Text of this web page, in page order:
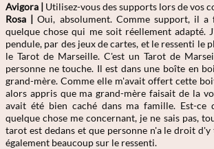
Avigora | Utilisez-vous des supports lors de vos
Rosa | Oui, absolument. Comme support, il
quelque chose qui me soit réellement adapté.
pendule, par des jeux de cartes, et le ressenti le
le Tarot de Marseille. C'est un Tarot de
personne ne touche. Il est dans une boîte en
grand-mère. Comme elle m'avait offert cette
alors appris que ma grand-mère faisait de la
avait été bien caché dans ma famille. Est-ce
quelque chose me concernant, je ne sais pas,
tarot est dedans et que personne n'a le droit
également beaucoup sur le ressenti.